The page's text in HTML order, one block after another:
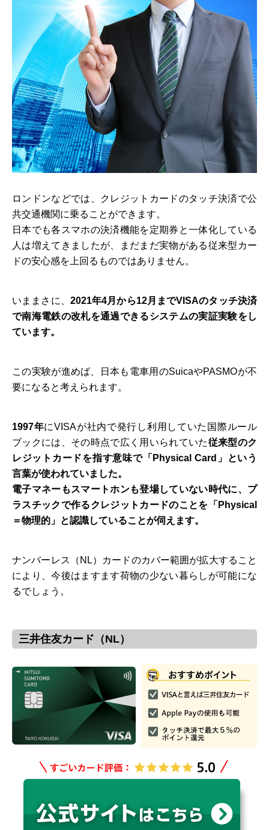
ロンドンなどでは、クレジットカードのタッチ決済で公
共交通機関に乗ることができます。
日本でも各スマホの決済機能を定期券と一体化している
人は増えてきましたが、まだまだ実物がある従来型カー
ドの安心感を上回るものではありません。
いままさに、 2021年4月から12月までVISAのタッチ決済
で南海電鉄の改札を通過できるシステムの実証実験をし
ています。
この実験が進めば、日本も電車用のSuicaやPASMOが不
要になると考えられます。
1997年にVISAが社内で発行し利用していた国際ルール
ブックには、その時点で広く用いられていた従来型のク
レジットカードを指す意味で「Physical Card」という
言葉が使われていました。
電子マネーもスマートホンも登場していない時代に、プ
ラスチックで作るクレジットカードのことを「Physical
＝物理的」と認識していることが伺えます。
ナンバーレス（NL）カードのカバー範囲が拡大すること
により、今後はますます荷物の少ない暮らしが可能にな
るでしょう。
三井住友カード（NL）